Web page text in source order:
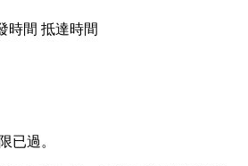
時間 抵達時間
已過。